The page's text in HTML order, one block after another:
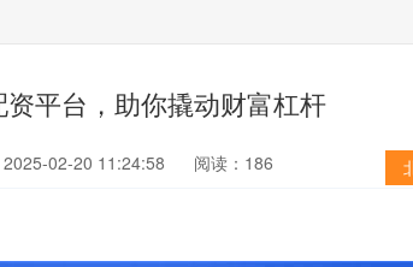
平台，助你撬动财富杠杆
02-20 11:24:58 阅读：186